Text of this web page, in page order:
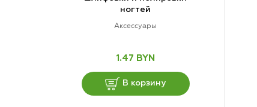
ногтей
Аксессуары
1.47 BYN
В корзину